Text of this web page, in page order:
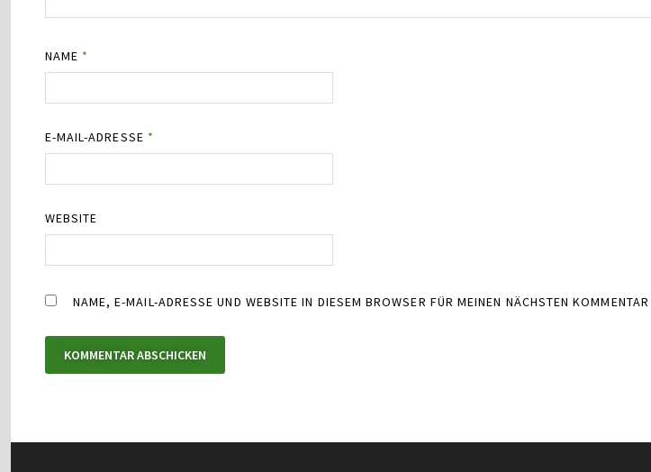
NAME *
E-MAIL-ADRESSE *
WEBSITE
NAME, E-MAIL-ADRESSE UND WEBSITE IN DIESEM BROWSER FÜR MEINEN NÄCHSTEN